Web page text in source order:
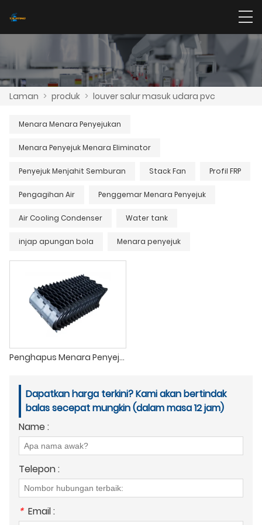
Laman > produk > louver salur masuk udara pvc
Menara Menara Penyejukan
Menara Penyejuk Menara Eliminator
Penyejuk Menjahit Semburan Stack Fan Profil FRP
Pengagihan Air Penggemar Menara Penyejuk
Air Cooling Condenser Water tank
injap apungan bola Menara penyejuk
Penghapus Menara Penyejuk dengan bahan mentah baharu
Dapatkan harga terkini? Kami akan bertindak
balas secepat mungkin (dalam masa 12 jam)
Name :
Telepon :
* Email :